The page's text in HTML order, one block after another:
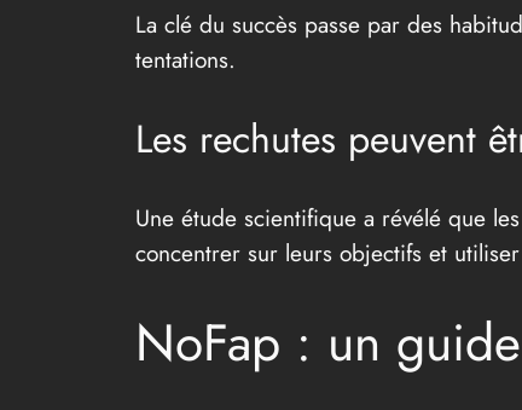
La clé du succès passe par des
tentations.
Les rechutes peuvent
Une étude scientifique a révélé que
concentrer sur leurs objectifs et
NoFap : un